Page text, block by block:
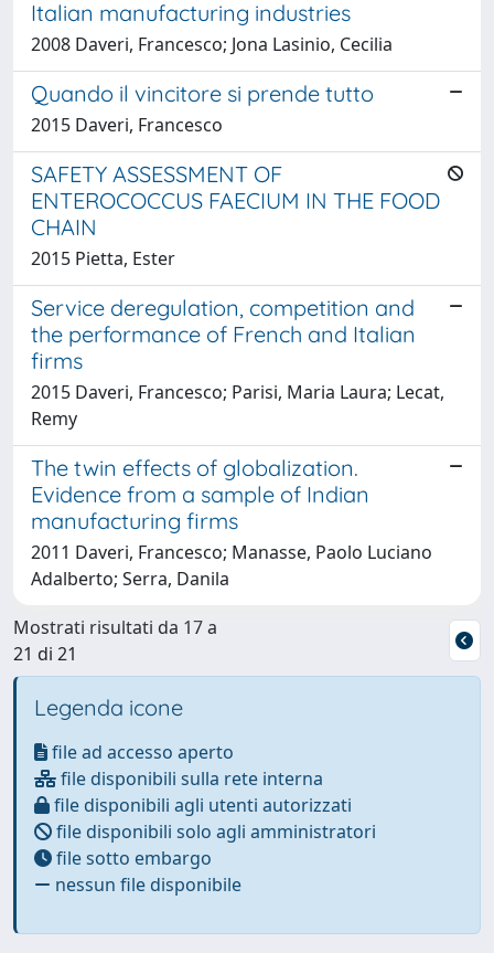
Italian manufacturing industries
2008 Daveri, Francesco; Jona Lasinio, Cecilia
Quando il vincitore si prende tutto
2015 Daveri, Francesco
SAFETY ASSESSMENT OF
ENTEROCOCCUS FAECIUM IN THE FOOD
CHAIN
2015 Pietta, Ester
Service deregulation, competition and
the performance of French and Italian
firms
2015 Daveri, Francesco; Parisi, Maria Laura; Lecat,
Remy
The twin effects of globalization.
Evidence from a sample of Indian
manufacturing firms
2011 Daveri, Francesco; Manasse, Paolo Luciano
Adalberto; Serra, Danila
Mostrati risultati da 17 a
21 di 21
Legenda icone
file ad accesso aperto
file disponibili sulla rete interna
file disponibili agli utenti autorizzati
file disponibili solo agli amministratori
file sotto embargo
nessun file disponibile